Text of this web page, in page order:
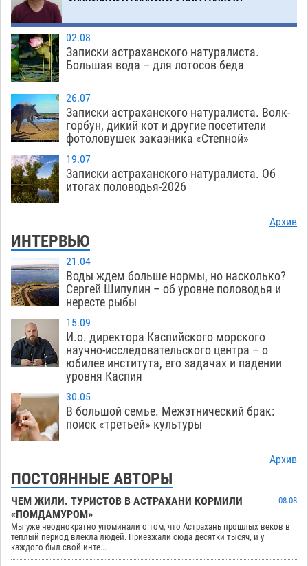
02.08
Записки астраханского натуралиста.
Большая вода – для лотосов беда
26.07
Записки астраханского натуралиста. Волк-
горбун, дикий кот и другие посетители
фотоловушек заказника «Степной»
19.07
Записки астраханского натуралиста. Об
итогах половодья-2026
Архив
ИНТЕРВЬЮ
21.04
Воды ждем больше нормы, но насколько?
Сергей Шипулин – об уровне половодья и
нересте рыбы
15.09
И.о. директора Каспийского морского
научно-исследовательского центра – о
юбилее института, его задачах и падении
уровня Каспия
30.05
В большой семье. Межэтнический брак:
поиск «третьей» культуры
Архив
ПОСТОЯННЫЕ АВТОРЫ
ЧЕМ ЖИЛИ. ТУРИСТОВ В АСТРАХАНИ КОРМИЛИ
«ПОМДАМУРОМ»
08.08
Мы уже неоднократно упоминали о том, что Астрахань прошлых веков в
теплый период влекла людей. Приезжали сюда десятки тысяч, и у
каждого был свой инте...